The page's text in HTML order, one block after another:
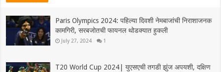
Paris Olympics 2024: पहिल्या दिवशी नेमबाजांची निराशाजनक
कामगिरी, सरबजोतची फायनल थोडक्यात हुकली
July 27, 2024 1
T20 World Cup 2024| युएसएची तगडी झुंज अपयशी, दक्षिण